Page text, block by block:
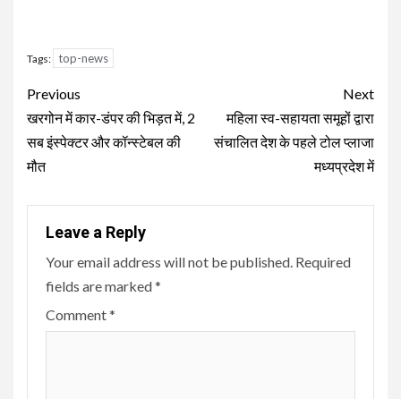
Tags: top-news
Continue
Reading
Previous
खरगोन में कार-डंपर की भिड़त में, 2
सब इंस्पेक्टर और कॉन्स्टेबल की
मौत
Next
महिला स्व-सहायता समूहों द्वारा
संचालित देश के पहले टोल प्लाजा
मध्यप्रदेश में
Leave a Reply
Your email address will not be published. Required
fields are marked*
Comment*